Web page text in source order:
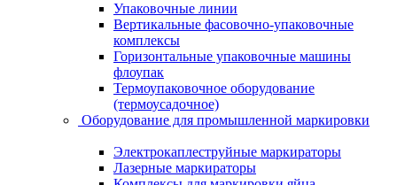
Упаковочные линии
Вертикальные фасовочно-упаковочные
комплексы
Горизонтальные упаковочные машины
флоупак
Термоупаковочное оборудование
(термоусадочное)
Оборудование для промышленной маркировки
Электрокаплеструйные маркираторы
Лазерные маркираторы